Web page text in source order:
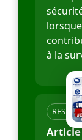
à la
Article